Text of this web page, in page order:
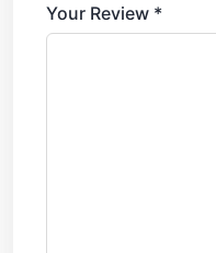
Your Review *